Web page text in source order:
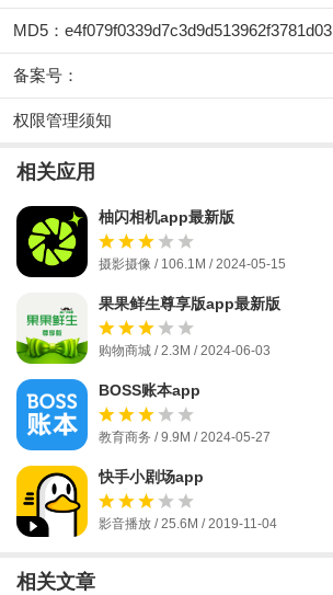
MD5：e4f079f0339d7c3d9d513962f3781d03
备案号：
权限管理须知
相关应用
柚闪相机app最新版
摄影摄像 / 106.1M / 2024-05-15
果果鲜生尊享版app最新版
购物商城 / 2.3M / 2024-06-03
BOSS账本app
教育商务 / 9.9M / 2024-05-27
快手小剧场app
影音播放 / 25.6M / 2019-11-04
相关文章